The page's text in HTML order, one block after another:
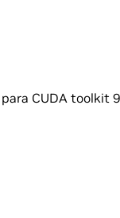
CUDA toolkit